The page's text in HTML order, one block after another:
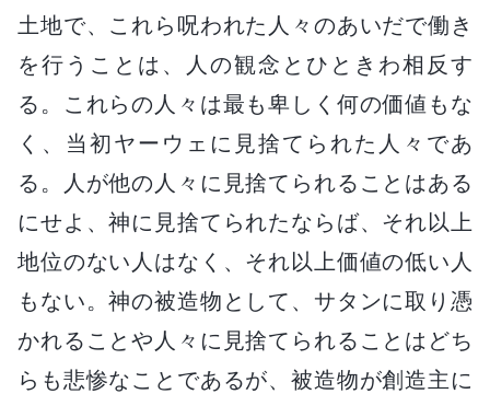
土地で、これら呪われた人々のあいだで働き
を行うことは、人の観念とひときわ相反す
る。これらの人々は最も卑しく何の価値もな
く、当初ヤーウェに見捨てられた人々であ
る。人が他の人々に見捨てられることはある
にせよ、神に見捨てられたならば、それ以上
地位のない人はなく、それ以上価値の低い人
もない。神の被造物として、サタンに取り憑
かれることや人々に見捨てられることはどち
らも悲惨なことであるが、被造物が創造主に